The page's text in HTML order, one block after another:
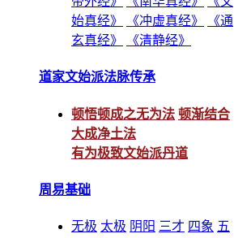
始真经》
《冲虚真经》
《通
玄真经》
《清静经》
道家文始派法脉传承
顿悟顿成之无为法 顿渐结合
大成净土法
有为极致文始派丹道
周易基础
无极 太极 阴阳 三才 四象 五